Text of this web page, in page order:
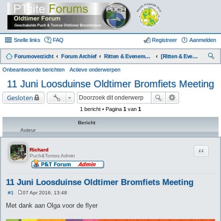
Snelle links FAQ Aanmelden
Registreer
Forumoverzicht Forum Archief Ritten & Evenementen (Archief)
[Ritten & Evenementen] Agenda 2016
Onbeantwoorde berichten Actieve onderwerpen
11 Juni Loosduinse Oldtimer Bromfiets Meeting
Gesloten
1 bericht • Pagina 1 van 1
Bericht
Auteur
Richard
Puch&Tomos Admin
11 Juni Loosduinse Oldtimer Bromfiets Meeting
Citeer
#1
r
07 Apr 2016, 13:48
Met dank aan Olga voor de flyer